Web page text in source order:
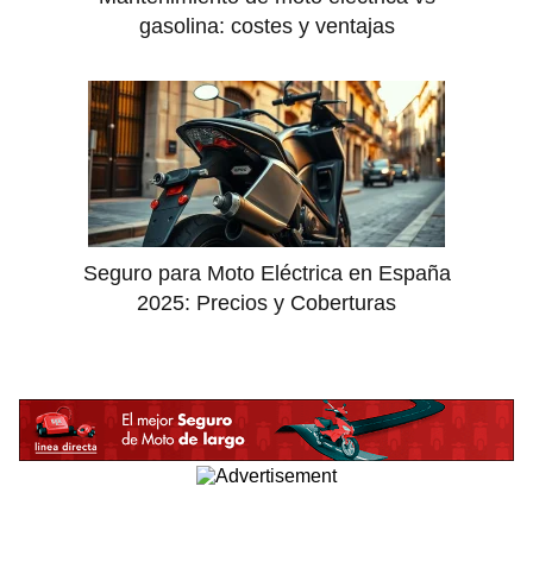
gasolina: costes y ventajas
Seguro para Moto Eléctrica en España
2025: Precios y Coberturas